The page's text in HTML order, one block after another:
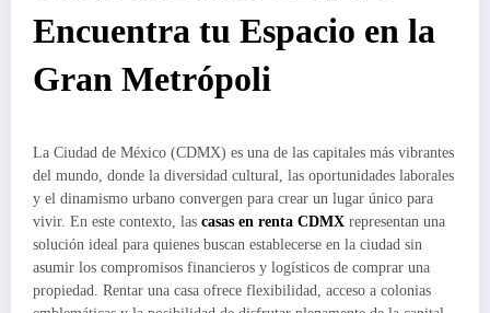
Encuentra tu Espacio en la
Gran Metrópoli
La Ciudad de México (CDMX) es una de las capitales más vibrantes
del mundo, donde la diversidad cultural, las oportunidades laborales
y el dinamismo urbano convergen para crear un lugar único para
vivir. En este contexto, las casas en renta CDMX representan una
solución ideal para quienes buscan establecerse en la ciudad sin
asumir los compromisos financieros y logísticos de comprar una
propiedad. Rentar una casa ofrece flexibilidad, acceso a colonias